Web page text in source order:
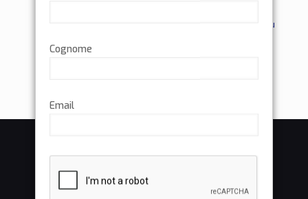
Leggi di più
Cognome
Email